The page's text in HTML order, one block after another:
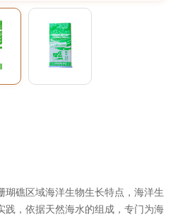
瑚礁区域海洋生物生长特点，海洋生
践，依据天然海水的组成，专门为海